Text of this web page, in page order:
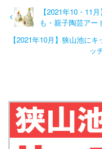
【2021年10・11
も・親子陶芸アー
【2021年10月】狭山池に
ッ